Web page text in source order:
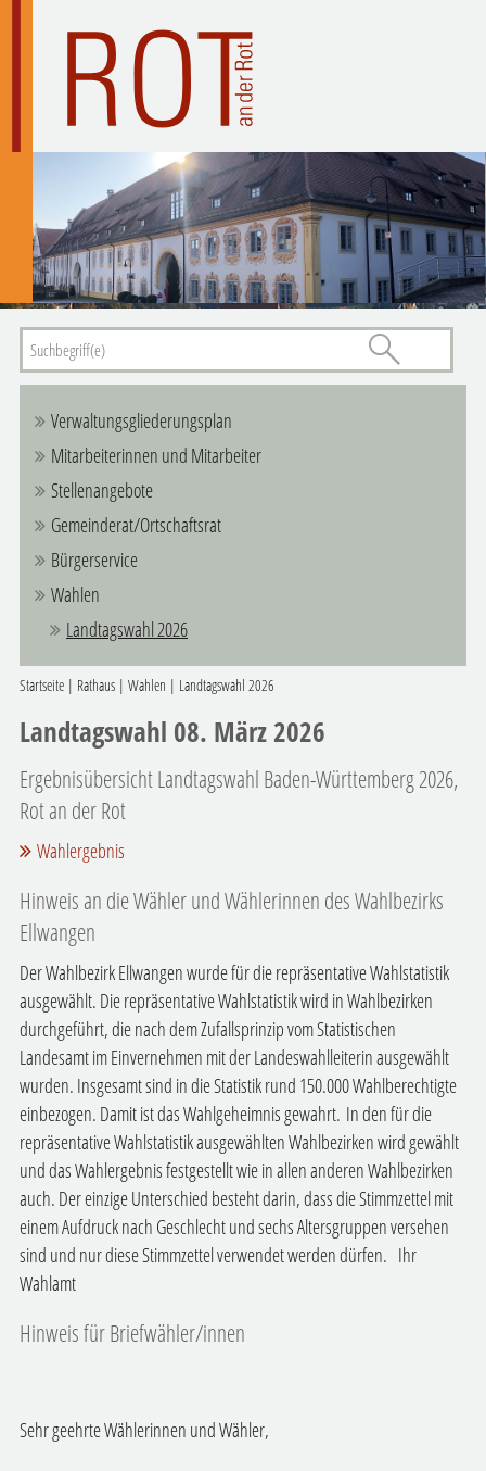
Verwaltungsgliederungsplan
Mitarbeiterinnen und Mitarbeiter
Stellenangebote
Gemeinderat/Ortschaftsrat
Bürgerservice
Wahlen
Landtagswahl 2026
Startseite| Rathaus| Wahlen | Landtagswahl 2026
Landtagswahl 08. März 2026
Ergebnisübersicht Landtagswahl Baden-Württemberg 2026,
Rot an der Rot
Wahlergebnis
Hinweis an die Wähler und Wählerinnen des Wahlbezirks
Ellwangen
Der Wahlbezirk Ellwangen wurde für die repräsentative Wahlstatistik
ausgewählt. Die repräsentative Wahlstatistik wird in Wahlbezirken
durchgeführt, die nach dem Zufallsprinzip vom Statistischen
Landesamt im Einvernehmen mit der Landeswahlleiterin ausgewählt
wurden. Insgesamt sind in die Statistik rund 150.000 Wahlberechtigte
einbezogen. Damit ist das Wahlgeheimnis gewahrt. In den für die
repräsentative Wahlstatistik ausgewählten Wahlbezirken wird gewählt
und das Wahlergebnis festgestellt wie in allen anderen Wahlbezirken
auch. Der einzige Unterschied besteht darin, dass die Stimmzettel mit
einem Aufdruck nach Geschlecht und sechs Altersgruppen versehen
sind und nur diese Stimmzettel verwendet werden dürfen. Ihr
Wahlamt
Hinweis für Briefwähler/innen
Sehr geehrte Wählerinnen und Wähler,